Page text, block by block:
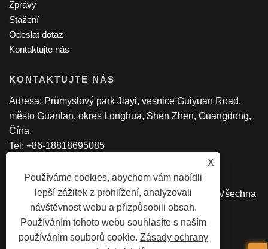
X
Používáme cookies, abychom vám nabídli
lepší zážitek z prohlížení, analyzovali
návštěvnost webu a přizpůsobili obsah.
Používáním tohoto webu souhlasíte s naším
používáním souborů cookie. Zásady ochrany
Zprávy
Stažení
Odeslat dotaz
Kontaktujte nás
KONTAKTUJTE NÁS
Adresa: Průmyslový park Jiayi, vesnice Guiyuan Road,
město Guanlan, okres Longhua, Shen Zhen, Guangdong,
Čína.
Tel: +86-18818695085
Copyright © 2022 Shenzhen Lex Smart Co., Ltd. Všechna
práva vyhrazena.